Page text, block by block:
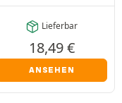
Lieferbar
18,49€
ANSEHEN